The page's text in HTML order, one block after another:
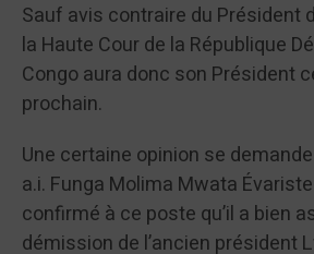
Sauf avis contraire du Président
la Haute Cour de la République
Congo aura donc son Président
prochain.
Une certaine opinion se
a.i. Funga Molima Mwata
confirmé à ce poste qu’il a bien
démission de l’ancien président